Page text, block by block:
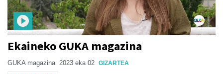
Ekaineko GUKA magazina
GUKA magazina 2023 eka 02 GIZARTEA